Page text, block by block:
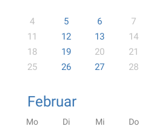
4
5 6 7
11
12 13 14
18
19 20 21
25
26 27 28
Februar
Mo Di Mi Do